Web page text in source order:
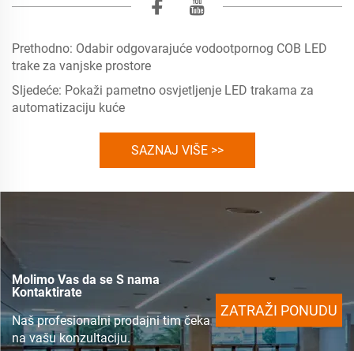
Prethodno: Odabir odgovarajuće vodootpornog COB LED
trake za vanjske prostore
Sljedeće: Pokaži pametno osvjetljenje LED trakama za
automatizaciju kuće
SAZNAJ VIŠE >>
Molimo Vas da se S nama
Kontaktirate
Naš profesionalni prodajni tim čeka
na vašu konzultaciju.
ZATRAŽI PONUDU